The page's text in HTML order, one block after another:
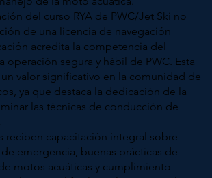
del curso RYA de PWC/Jet Ski no
de una licencia de navegación
acredita la competencia del
operación segura y hábil de PWC. Esta
valor significativo en la comunidad de
ya que destaca la dedicación de la
las técnicas de conducción de
reciben capacitación integral sobre
emergencia, buenas prácticas de
motos acuáticas y cumplimiento